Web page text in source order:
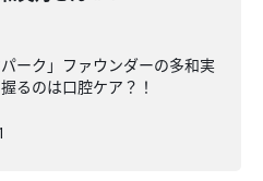
ーク」ファウンダーの多和実
るのは口腔ケア？！